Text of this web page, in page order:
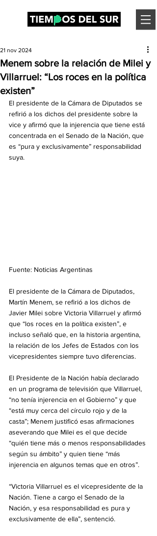
Menem sobre la relación de Milei y
Villarruel: “Los roces en la política
existen”
21 nov 2024
El presidente de la Cámara de Diputados se
refirió a los dichos del presidente sobre la
vice y afirmó que la injerencia que tiene está
concentrada en el Senado de la Nación, que
es “pura y exclusivamente” responsabilidad
suya.
Fuente: Noticias Argentinas
El presidente de la Cámara de Diputados,
Martín Menem, se refirió a los dichos de
Javier Milei sobre Victoria Villarruel y afirmó
que “los roces en la política existen”, e
incluso señaló que, en la historia argentina,
la relación de los Jefes de Estados con los
vicepresidentes siempre tuvo diferencias.
El Presidente de la Nación había declarado
en un programa de televisión que Villarruel,
“no tenía injerencia en el Gobierno” y que
“está muy cerca del círculo rojo y de la
casta”; Menem justificó esas afirmaciones
aseverando que Milei es el que decide
“quién tiene más o menos responsabilidades
según su ámbito” y quien tiene “más
injerencia en algunos temas que en otros”.
“Victoria Villarruel es el vicepresidente de la
Nación. Tiene a cargo el Senado de la
Nación, y esa responsabilidad es pura y
exclusivamente de ella”, sentenció.